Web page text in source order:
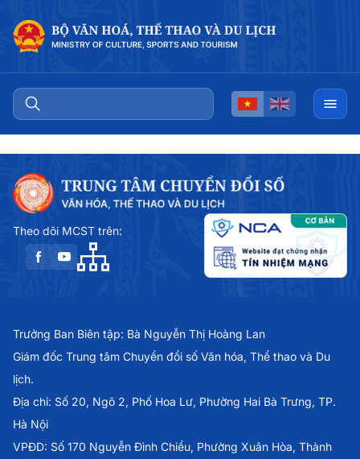
Theo dõi MCST trên:
Trưởng Ban Biên tập: Bà Nguyễn Thị Hoàng Lan
Giám đốc Trung tâm Chuyển đổi số Văn hóa, Thể thao và Du
lịch.
Địa chỉ: Số 20, Ngõ 2, Phố Hoa Lư, Phường Hai Bà Trưng, TP.
Hà Nội
VPĐD: Số 170 Nguyễn Đình Chiểu, Phường Xuân Hòa, Thành